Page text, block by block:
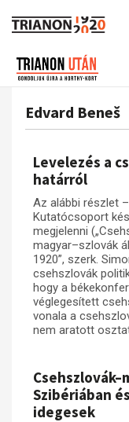
Edvard Beneš
Levelezés a
határról
Az alábbi részlet
Kutatócsoport
megjelenni
magyar–szlovák
1920”, szerk.
csehszlovák
hogy a
véglegesített
vonala a
nem aratott
Szibériában
idegesek